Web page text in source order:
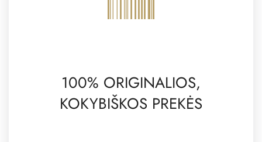
100% ORIGINALIOS,
KOKYBIŠKOS PREKĖS